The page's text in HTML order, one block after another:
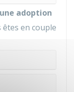
adoption
en couple